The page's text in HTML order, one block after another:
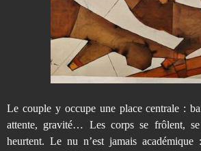
Le couple y occupe une place centrale :
attente, gravité… Les corps se frôlent,
heurtent. Le nu n’est jamais